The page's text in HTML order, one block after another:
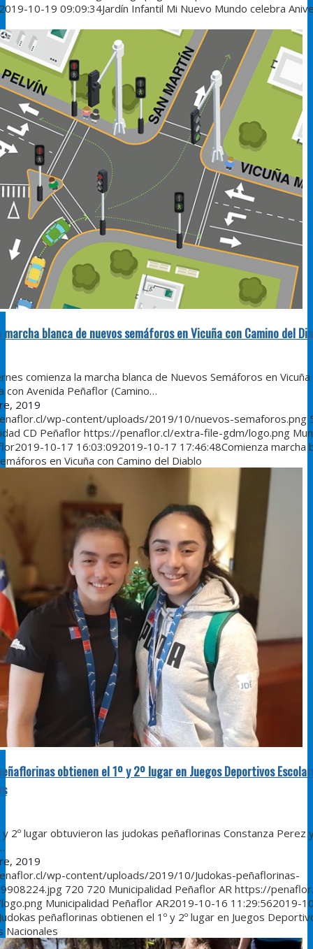
10-19 09:09:34Jardín Infantil Mi Nuevo Mundo celebra
marcha blanca de nuevos semáforos en Vicuña con Camino del
comienza la marcha blanca de Nuevos Semáforos en Vicuña
con Avenida Peñaflor (Camino…
2019
wp-content/uploads/2019/10/nuevos-semaforos.png
CD Peñaflor https://penaflor.cl/extra-file-gdm/logo.png
2019-10-17 16:03:092019-10-17 17:46:48Comienza marcha
en Vicuña con Camino del Diablo
obtienen el 1º y 2º lugar en Juegos Deportivos
lugar obtuvieron las judokas peñaflorinas Constanza Perez
2019
wp-content/uploads/2019/10/Judokas-peñaflorinas-
720 720 Municipalidad Peñaflor AR https://
Municipalidad Peñaflor AR2019-10-16 11:29:562019-
peñaflorinas obtienen el 1º y 2º lugar en Juegos
Nacionales